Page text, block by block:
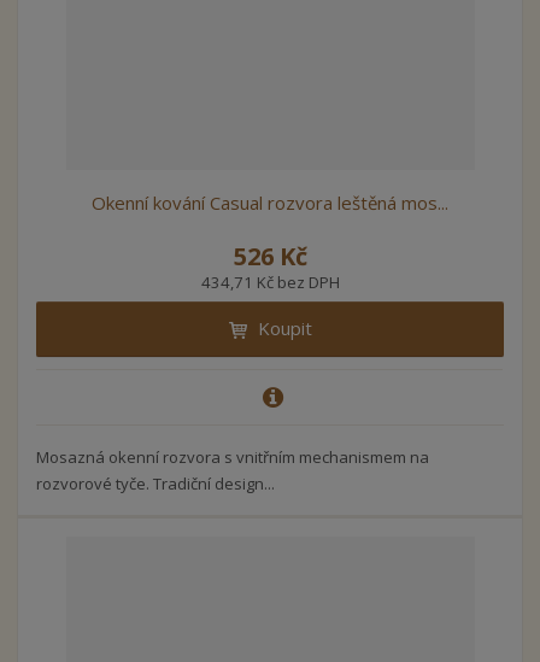
Okenní kování Casual rozvora leštěná mos...
526 Kč
434,71 Kč bez DPH
Koupit
Mosazná okenní rozvora s vnitřním mechanismem na
rozvorové tyče. Tradiční design...